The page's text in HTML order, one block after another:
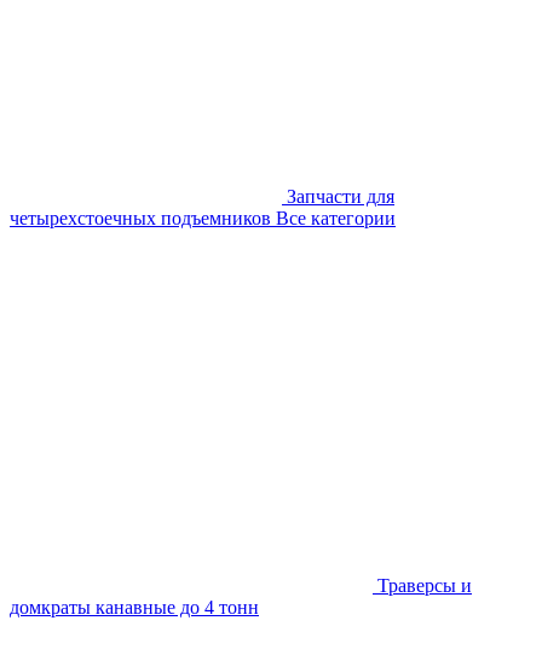
Запчасти для
четырехстоечных подъемников Все категории
Траверсы и
домкраты канавные до 4 тонн